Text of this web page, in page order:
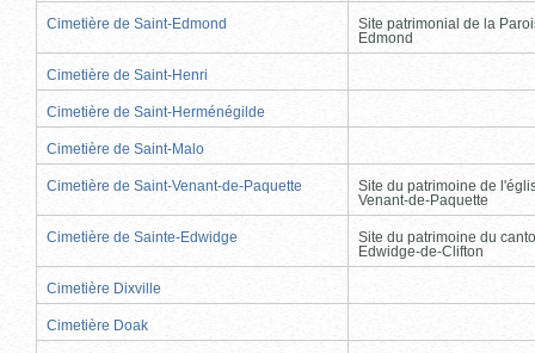
Cimetière de Saint-Edmond
Site patrimonial de la
Edmond
Cimetière de Saint-Henri
Cimetière de Saint-Herménégilde
Cimetière de Saint-Malo
Cimetière de Saint-Venant-de-Paquette
Site du patrimoine de
Venant-de-Paquette
Cimetière de Sainte-Edwidge
Site du patrimoine du
Edwidge-de-Clifton
Cimetière Dixville
Cimetière Doak